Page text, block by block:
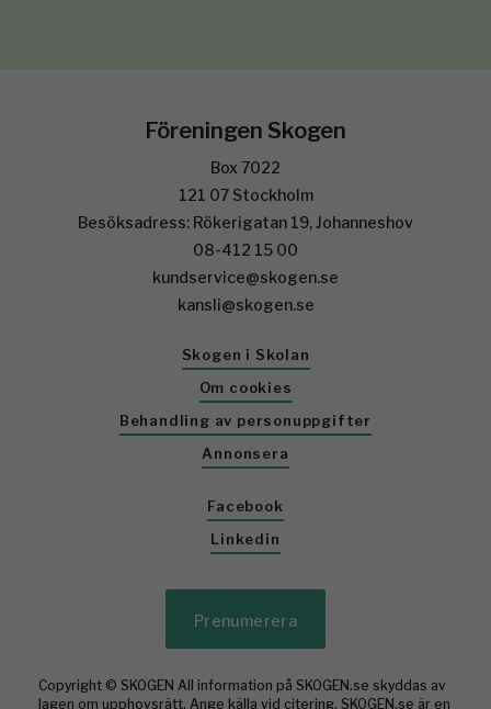
Föreningen Skogen
Box 7022
121 07 Stockholm
Besöksadress: Rökerigatan 19, Johanneshov
08-412 15 00
kundservice@skogen.se
kansli@skogen.se
Skogen i Skolan
Om cookies
Behandling av personuppgifter
Annonsera
Facebook
Linkedin
Prenumerera
Copyright © SKOGEN All information på SKOGEN.se skyddas av
lagen om upphovsrätt. Ange källa vid citering. SKOGEN.se är en